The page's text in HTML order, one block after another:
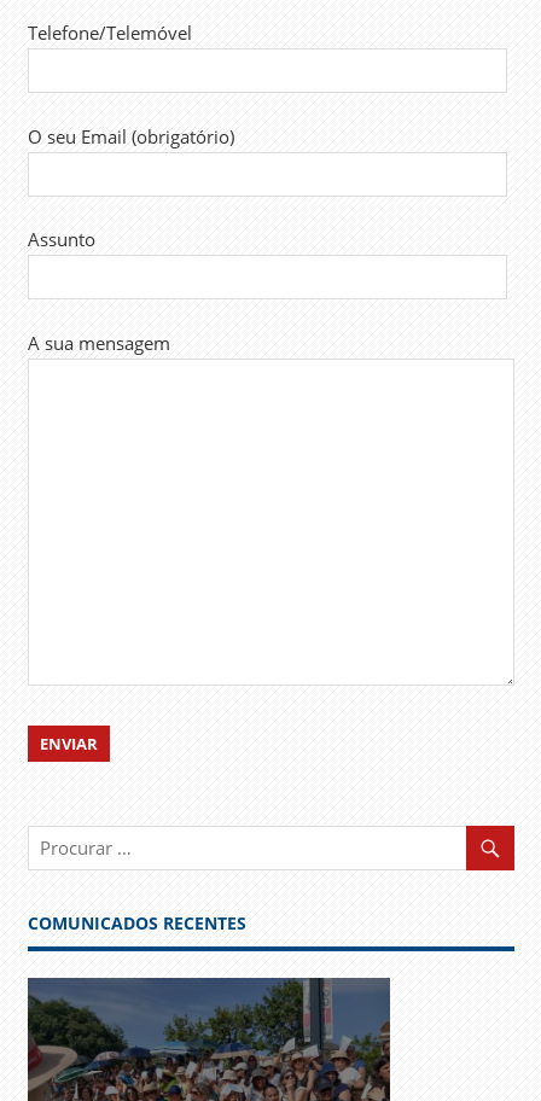
Telefone/Telemóvel
O seu Email (obrigatório)
Assunto
A sua mensagem
COMUNICADOS RECENTES